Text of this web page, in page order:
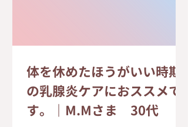
体を休めたほうがいい時期
の乳腺炎ケアにおススメで
す。｜M.Mさま 30代